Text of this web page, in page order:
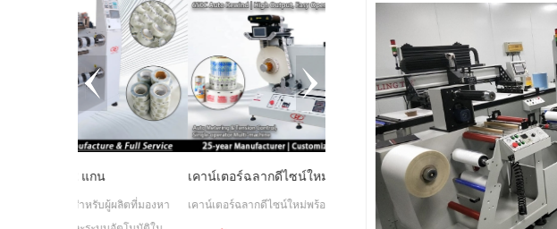
เคาน์เตอร์ฉลากดีไซน์ใหม่พร้อมเว็บไกด์
เคาน์เตอร์ฉลากดีไซน์ใหม่พร้อมเว็บไกด์
เครื่องกรอกำจัดไฟฟ้าสถิต
เครื่องกรอฉลากมักใช้ในอุตสาหกรรมที่ต้องการ